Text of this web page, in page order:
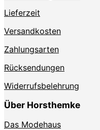
Lieferzeit
Versandkosten
Zahlungsarten
Rücksendungen
Widerrufsbelehrung
Über Horsthemke
Das Modehaus